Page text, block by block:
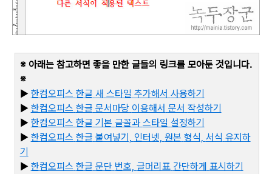
※ 아래는 참고하면 좋을 만한 글들의 링크를 모아둔 것입니다.
※
▶ 한컴오피스 한글 새 스타일 추가해서 사용하기
▶ 한컴오피스 한글 문서마당 이용해서 문서 작성하기
▶ 한컴오피스 한글 기본 글꼴과 스타일 설정하기
▶ 한컴오피스 한글 붙여넣기, 인터넷, 원본 형식, 서식 유지하
기
▶ 한컴오피스 한글 문단 번호, 글머리표 간단하게 표시하기